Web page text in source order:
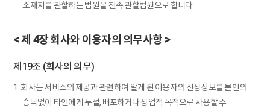
소재지를 관할하는 법원을 전속 관할법원으로 합니다.
< 제 4장 회사와 이용자의 의무사항 >
제19조 (회사의 의무)
1. 회사는 서비스의 제공과 관련하여 알게 된 이용자의 신상정보를 본인의
승낙없이 타인에게 누설, 배포하거나 상업적 목적으로 사용할 수